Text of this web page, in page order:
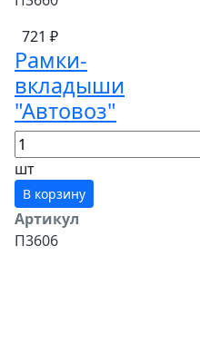
721 ₽
Рамки-
вкладыши
"Автовоз"
шт
В корзину
Артикул
П3606